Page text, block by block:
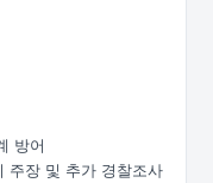
방어
주장 및 추가 경찰조사